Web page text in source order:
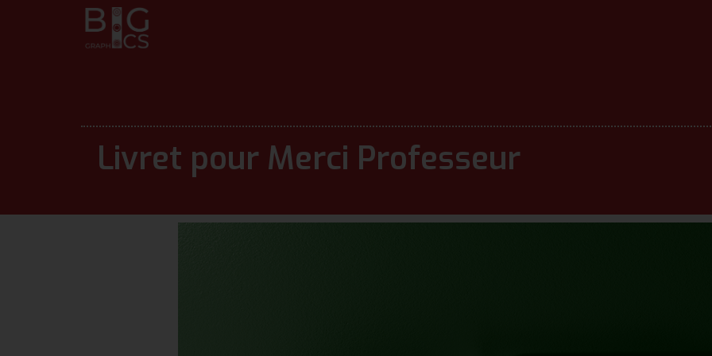
Livret pour Merci Professeur